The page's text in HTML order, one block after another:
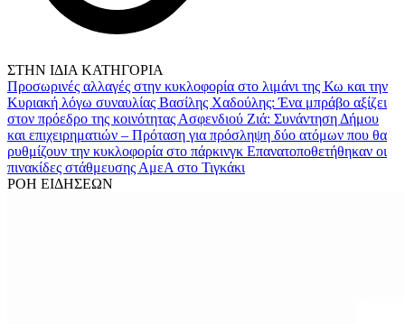
ΣΤΗΝ ΙΔΙΑ ΚΑΤΗΓΟΡΙΑ
Προσωρινές αλλαγές στην κυκλοφορία στο λιμάνι της Κω και την
Κυριακή λόγω συναυλίας Βασίλης Χαδούλης: Ένα μπράβο αξίζει
στον πρόεδρο της κοινότητας Ασφενδιού Ζιά: Συνάντηση Δήμου
και επιχειρηματιών – Πρόταση για πρόσληψη δύο ατόμων που θα
ρυθμίζουν την κυκλοφορία στο πάρκινγκ Επανατοποθετήθηκαν οι
πινακίδες στάθμευσης ΑμεΑ στο Τιγκάκι
ΡΟΗ ΕΙΔΗΣΕΩΝ